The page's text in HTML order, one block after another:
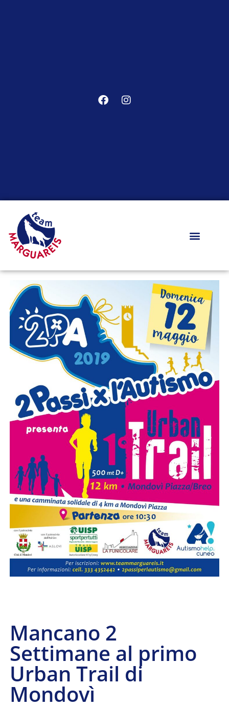
Mancano 2
Settimane al primo
Urban Trail di
Mondovì